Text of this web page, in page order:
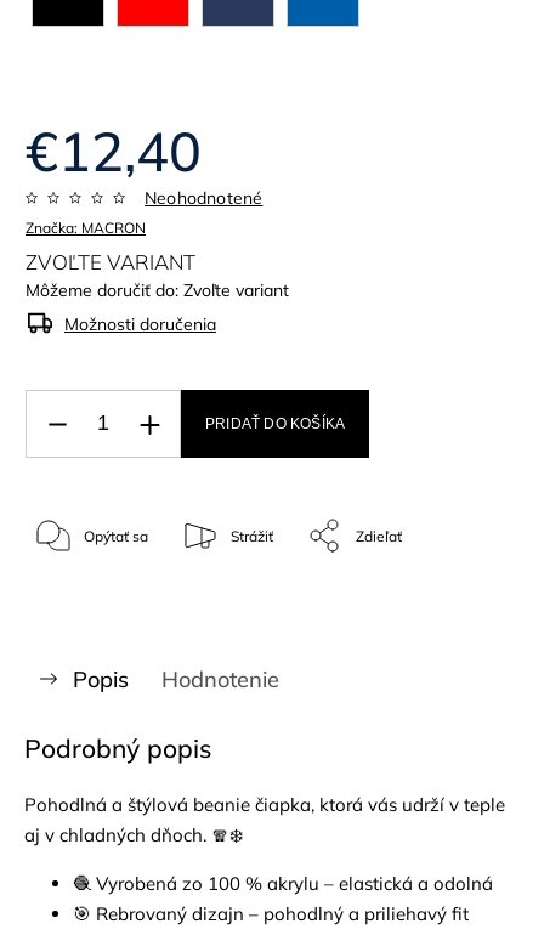
Značka: MACRON
Neohodnotené
€12,40
ZVOĽTE VARIANT
Môžeme doručiť do: Zvoľte variant
Možnosti doručenia
PRIDAŤ DO KOŠÍKA
Opýtať sa Strážiť Zdieľať
Popis Hodnotenie
Podrobný popis
Pohodlná a štýlová beanie čiapka, ktorá vás udrží v teple
aj v chladných dňoch. 🧣❄️
🧶 Vyrobená zo 100 % akrylu – elastická a odolná
🎯 Rebrovaný dizajn – pohodlný a priliehavý fit